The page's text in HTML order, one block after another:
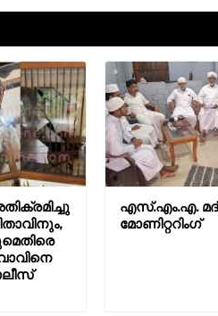
എസ്.എം.എ.
മോണിറ്ററിംഗ്